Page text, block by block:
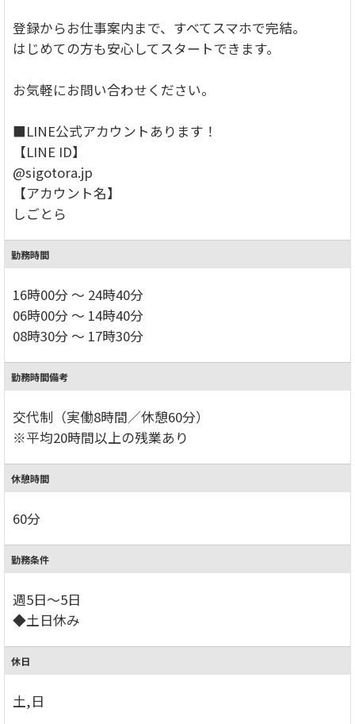
登録からお仕事案内まで、すべてスマホで完結。
はじめての方も安心してスタートできます。
お気軽にお問い合わせください。
■LINE公式アカウントあります！
【LINE ID】
@sigotora.jp
【アカウント名】
しごとら
勤務時間
16時00分 ～ 24時40分
06時00分 ～ 14時40分
08時30分 ～ 17時30分
勤務時間備考
交代制（実働8時間／休憩60分）
※平均20時間以上の残業あり
休憩時間
60分
勤務条件
週5日～5日
◆土日休み
休日
土,日